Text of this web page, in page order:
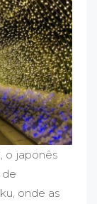
o japonês
de
onde as